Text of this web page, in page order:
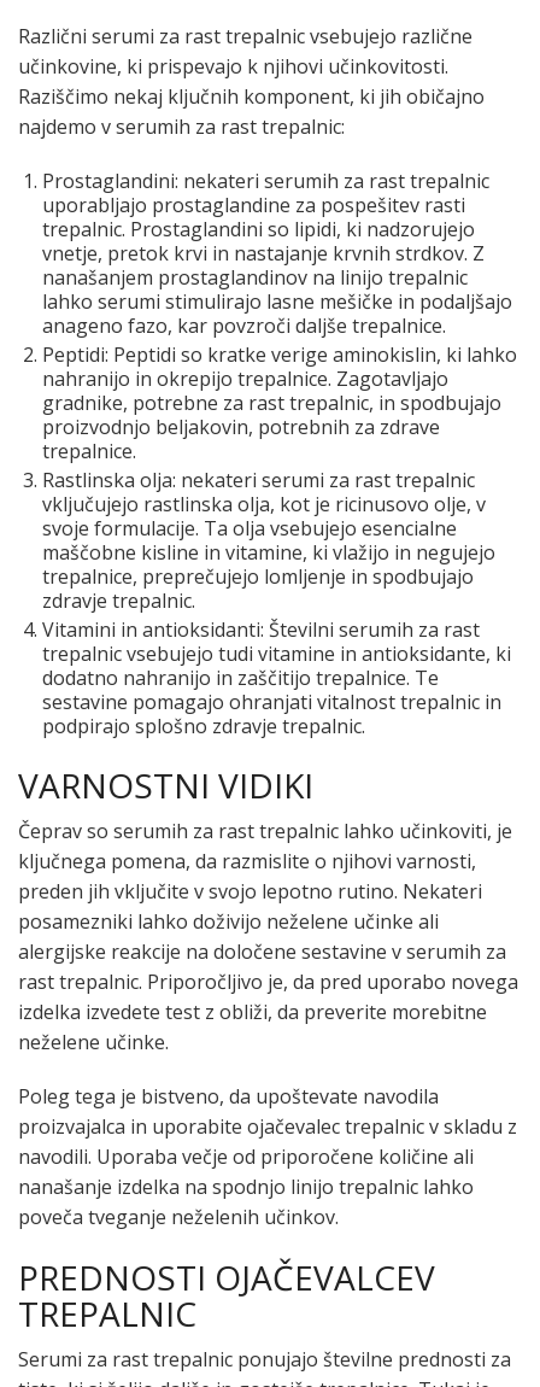
Različni serumi za rast trepalnic vsebujejo različne
učinkovine, ki prispevajo k njihovi učinkovitosti.
Raziščimo nekaj ključnih komponent, ki jih običajno
najdemo v serumih za rast trepalnic:
Prostaglandini: nekateri serumih za rast trepalnic
uporabljajo prostaglandine za pospešitev rasti
trepalnic. Prostaglandini so lipidi, ki nadzorujejo
vnetje, pretok krvi in ​​nastajanje krvnih strdkov. Z
nanašanjem prostaglandinov na linijo trepalnic
lahko serumi stimulirajo lasne mešičke in podaljšajo
anageno fazo, kar povzroči daljše trepalnice.
Peptidi: Peptidi so kratke verige aminokislin, ki lahko
nahranijo in okrepijo trepalnice. Zagotavljajo
gradnike, potrebne za rast trepalnic, in spodbujajo
proizvodnjo beljakovin, potrebnih za zdrave
trepalnice.
Rastlinska olja: nekateri serumi za rast trepalnic
vključujejo rastlinska olja, kot je ricinusovo olje, v
svoje formulacije. Ta olja vsebujejo esencialne
maščobne kisline in vitamine, ki vlažijo in negujejo
trepalnice, preprečujejo lomljenje in spodbujajo
zdravje trepalnic.
Vitamini in antioksidanti: Številni serumih za rast
trepalnic vsebujejo tudi vitamine in antioksidante, ki
dodatno nahranijo in zaščitijo trepalnice. Te
sestavine pomagajo ohranjati vitalnost trepalnic in
podpirajo splošno zdravje trepalnic.
VARNOSTNI VIDIKI
Čeprav so serumih za rast trepalnic lahko učinkoviti, je
ključnega pomena, da razmislite o njihovi varnosti,
preden jih vključite v svojo lepotno rutino. Nekateri
posamezniki lahko doživijo neželene učinke ali
alergijske reakcije na določene sestavine v serumih za
rast trepalnic. Priporočljivo je, da pred uporabo novega
izdelka izvedete test z obliži, da preverite morebitne
neželene učinke.
Poleg tega je bistveno, da upoštevate navodila
proizvajalca in uporabite ojačevalec trepalnic v skladu z
navodili. Uporaba večje od priporočene količine ali
nanašanje izdelka na spodnjo linijo trepalnic lahko
poveča tveganje neželenih učinkov.
PREDNOSTI OJAČEVALCEV
TREPALNIC
Serumi za rast trepalnic ponujajo številne prednosti za